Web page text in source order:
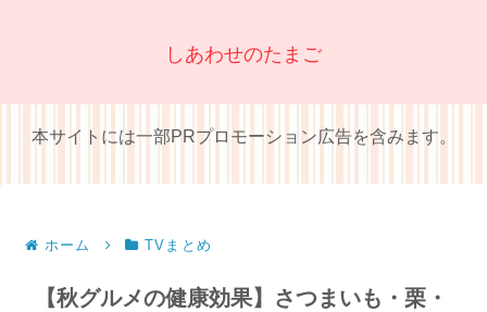
しあわせのたまご
本サイトには一部PRプロモーション広告を含みます。
ホーム TVまとめ
【秋グルメの健康効果】さつまいも・栗・